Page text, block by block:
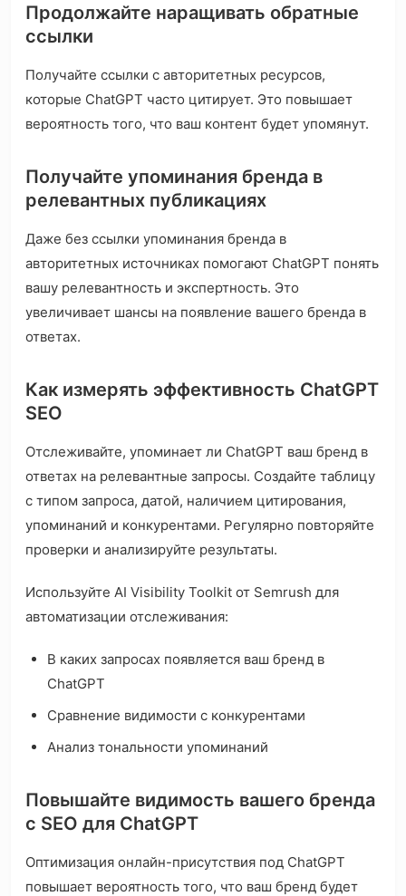
Продолжайте наращивать обратные
ссылки
Получайте ссылки с авторитетных ресурсов,
которые ChatGPT часто цитирует. Это повышает
вероятность того, что ваш контент будет упомянут.
Получайте упоминания бренда в
релевантных публикациях
Даже без ссылки упоминания бренда в
авторитетных источниках помогают ChatGPT понять
вашу релевантность и экспертность. Это
увеличивает шансы на появление вашего бренда в
ответах.
Как измерять эффективность ChatGPT
SEO
Отслеживайте, упоминает ли ChatGPT ваш бренд в
ответах на релевантные запросы. Создайте таблицу
с типом запроса, датой, наличием цитирования,
упоминаний и конкурентами. Регулярно повторяйте
проверки и анализируйте результаты.
Используйте AI Visibility Toolkit от Semrush для
автоматизации отслеживания:
В каких запросах появляется ваш бренд в
ChatGPT
Сравнение видимости с конкурентами
Анализ тональности упоминаний
Повышайте видимость вашего бренда
с SEO для ChatGPT
Оптимизация онлайн-присутствия под ChatGPT
повышает вероятность того, что ваш бренд будет